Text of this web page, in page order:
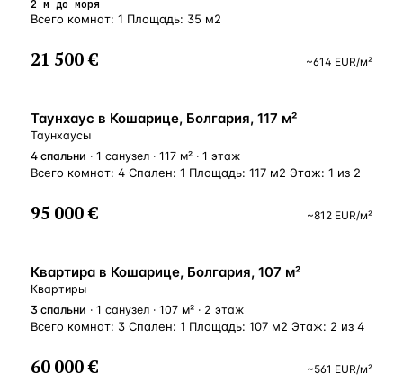
2 м до моря
Всего комнат: 1 Площадь: 35 м2
21 500 € ~614 EUR/м²
Таунхаус в Кошарице, Болгария, 117 м²
Таунхаусы
4 спальни · 1 санузел · 117 м² · 1 этаж
Всего комнат: 4 Спален: 1 Площадь: 117 м2 Этаж: 1 из 2
95 000 € ~812 EUR/м²
Квартира в Кошарице, Болгария, 107 м²
Квартиры
3 спальни · 1 санузел · 107 м² · 2 этаж
Всего комнат: 3 Спален: 1 Площадь: 107 м2 Этаж: 2 из 4
60 000 € ~561 EUR/м²